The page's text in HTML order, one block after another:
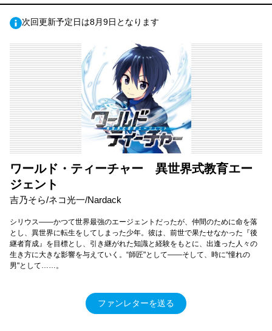
次回更新予定日は8月9日となります
ワールド・ティーチャー 異世界式教育エー
ジェント
吉乃そら/ネコ光一/Nardack
シリウス――かつて世界最強のエージェントだったが、仲間のために命を落
とし、異世界に転生をしてしまった少年。彼は、前世で果たせなかった『後
継者育成』を目標とし、引き継がれた知識と経験をもとに、出逢った人々の
生き方に大きな影響を与えていく。“師匠"として――そして、時に“憧れの
男"として……。
ファンレターを送る